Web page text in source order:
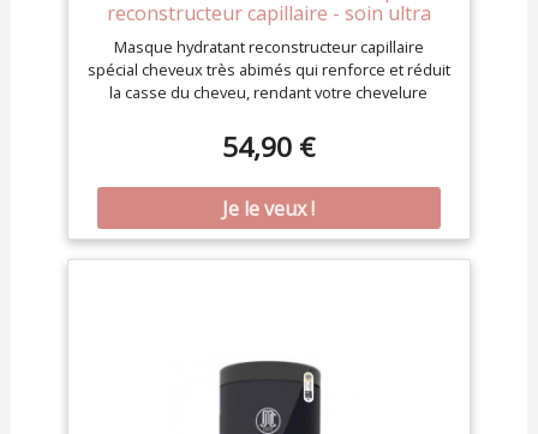
reconstructeur capillaire - soin ultra
concentré - kératine - acide
hyaluronique - cheveux très abimés -
1000 mL (Monoi)
Masque hydratant reconstructeur capillaire
spécial cheveux très abimés qui renforce et réduit
la casse du cheveu, rendant votre chevelure
enrichi en kératine acide hyaluronique huile
d'argan et protéines de soie pour tous types de
cheveux. Pour une beauté extreme de vos
cheveux plus forts plus sains avec une réparation
en profondeur de la fibre et cuticule du cheveux
dès la première application. Spécialement conçu
fabriqué en France.
54,90 €